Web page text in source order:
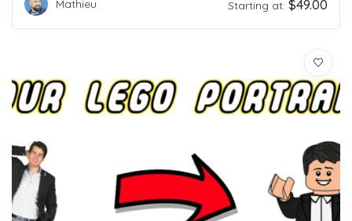
Mathieu Starting at: $49.00